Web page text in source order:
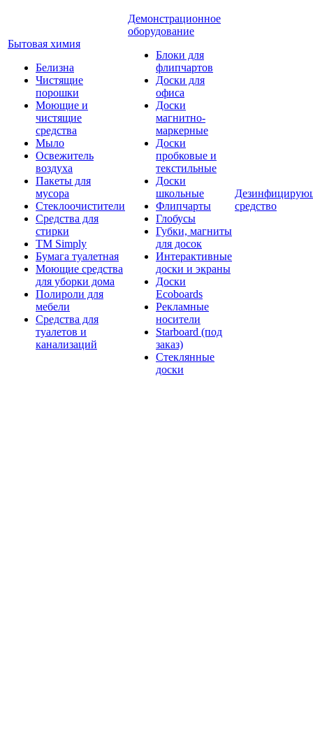
Бытовая химия
Белизна
Чистящие
порошки
Моющие и
чистящие
средства
Мыло
Освежитель
воздуха
Пакеты для
мусора
Стеклоочистители
Средства для
стирки
TM Simply
Бумага туалетная
Моющие средства
для уборки дома
Полироли для
мебели
Средства для
туалетов и
канализаций
Демонстрационное
оборудование
Блоки для
флипчартов
Доски для
офиса
Доски
магнитно-
маркерные
Доски
пробковые и
текстильные
Доски
школьные
Флипчарты
Глобусы
Губки, магниты
для досок
Интерактивные
доски и экраны
Доски
Ecoboards
Рекламные
носители
Starboard (под
заказ)
Стеклянные
доски
средство